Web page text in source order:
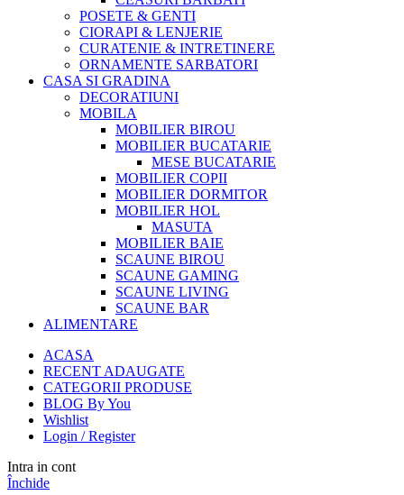
POSETE & GENTI
CIORAPI & LENJERIE
CURATENIE & INTRETINERE
ORNAMENTE SARBATORI
CASA SI GRADINA
DECORATIUNI
MOBILA
MOBILIER BIROU
MOBILIER BUCATARIE
MESE BUCATARIE
MOBILIER COPII
MOBILIER DORMITOR
MOBILIER HOL
MASUTA
MOBILIER BAIE
SCAUNE BIROU
SCAUNE GAMING
SCAUNE LIVING
SCAUNE BAR
ALIMENTARE
ACASA
RECENT ADAUGATE
CATEGORII PRODUSE
BLOG By You
Wishlist
Login / Register
Intra in cont
Închide